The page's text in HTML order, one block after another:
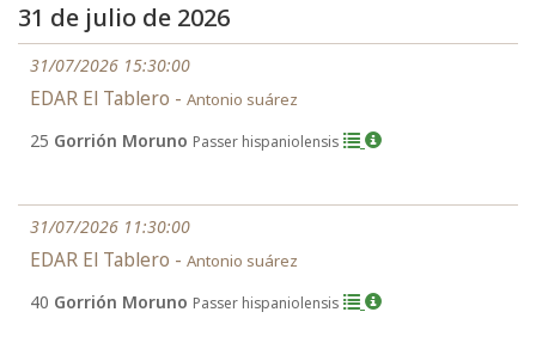
31 de julio de 2026
31/07/2026 15:30:00
EDAR El Tablero - Antonio suárez
25 Gorrión Moruno Passer hispaniolensis
31/07/2026 11:30:00
EDAR El Tablero - Antonio suárez
40 Gorrión Moruno Passer hispaniolensis